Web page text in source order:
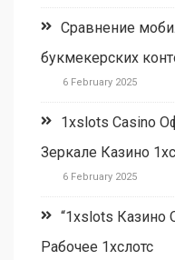
Сравнение
букмекерских
6 February 2025
1xslots Casino
Зеркале Казино
6 February 2025
“1xslots Казино
Рабочее 1хслотс